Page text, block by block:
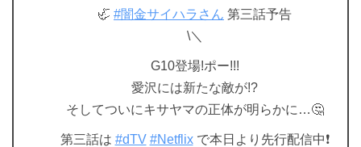
🦏 #闇金サイハラさん 第三話予告
\＼
G10登場!ポー!!!
愛沢には新たな敵が!?
そしてついにキサヤマの正体が明らかに…🤔
第三話は #dTV #Netflixで本日より先行配信中❗️